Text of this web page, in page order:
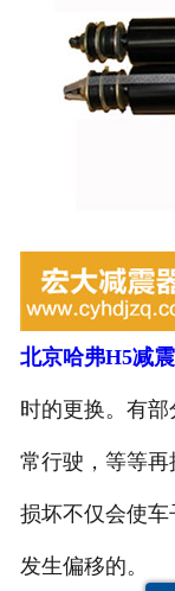
北京哈弗H5减
时的更换。有
常行驶，等等
损坏不仅会使
发生偏移的。